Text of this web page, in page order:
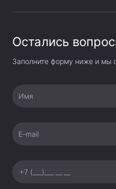
Остались
Заполните форму ниже и мы
Имя
E-mail